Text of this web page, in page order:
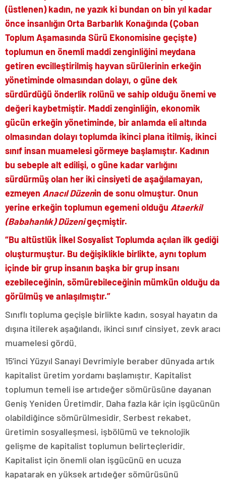
(üstlenen) kadın, ne yazık ki bundan on bin yıl kadar
önce insanlığın Orta Barbarlık Konağında (Çoban
Toplum Aşamasında Sürü Ekonomisine geçişte)
toplumun en önemli maddi zenginliğini meydana
getiren evcilleştirilmiş hayvan sürülerinin erkeğin
yönetiminde olmasından dolayı, o güne dek
sürdürdüğü önderlik rolünü ve sahip olduğu önemi ve
değeri kaybetmiştir. Maddi zenginliğin, ekonomik
gücün erkeğin yönetiminde, bir anlamda eli altında
olmasından dolayı toplumda ikinci plana itilmiş, ikinci
sınıf insan muamelesi görmeye başlamıştır. Kadının
bu sebeple alt edilişi, o güne kadar varlığını
sürdürmüş olan her iki cinsiyeti de aşağılamayan,
ezmeyen Anacıl Düzenin de sonu olmuştur. Onun
yerine erkeğin toplumun egemeni olduğu Ataerkil
(Babahanlık) Düzenigeçmiştir.
“Bu altüstlük İlkel Sosyalist Toplumda açılan ilk gediği
oluşturmuştur. Bu değişiklikle birlikte, aynı toplum
içinde bir grup insanın başka bir grup insanı
ezebileceğinin, sömürebileceğinin mümkün olduğu da
görülmüş ve anlaşılmıştır.”
Sınıflı topluma geçişle birlikte kadın, sosyal hayatın da
dışına itilerek aşağılandı, ikinci sınıf cinsiyet, zevk aracı
muamelesi gördü.
15’inci Yüzyıl Sanayi Devrimiyle beraber dünyada artık
kapitalist üretim yordamı başlamıştır. Kapitalist
toplumun temeli ise artıdeğer sömürüsüne dayanan
Geniş Yeniden Üretimdir. Daha fazla kâr için işgücünün
olabildiğince sömürülmesidir. Serbest rekabet,
üretimin sosyalleşmesi, işbölümü ve teknolojik
gelişme de kapitalist toplumun belirteçleridir.
Kapitalist için önemli olan işgücünü en ucuza
kapatarak en yüksek artıdeğer sömürüsünü